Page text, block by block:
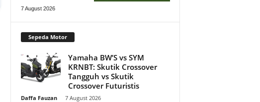
7 August 2026
Sepeda Motor
Yamaha BW’S vs SYM
KRNBT: Skutik Crossover
Tangguh vs Skutik
Crossover Futuristis
Daffa Fauzan 7 August 2026